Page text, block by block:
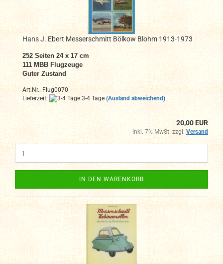
Hans J. Ebert Messerschmitt Bölkow Blohm 1913-1973
252 Seiten 24 x 17 cm
111 MBB Flugzeuge
Guter Zustand
Art.Nr.: Flug0070
Lieferzeit:
3-4 Tage (Ausland abweichend)
20,00 EUR
inkl. 7% MwSt. zzgl. Versand
IN DEN WARENKORB